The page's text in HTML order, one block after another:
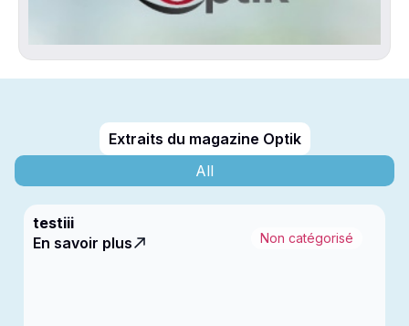
Extraits du magazine Optik
All
testiii
Non catégorisé
En savoir plus